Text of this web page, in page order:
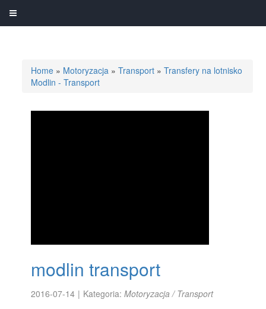
Home » Motoryzacja »Transport »Transfery na lotnisko
Modlin - Transport
modlin transport
2016-07-14 | Kategoria:Motoryzacja / Transport